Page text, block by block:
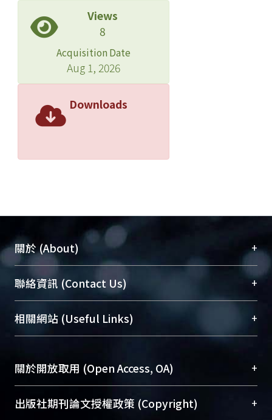
Views
8
Acquisition Date
Aug 1, 2026
Downloads
關於 (About) +
臺大位居世界頂尖大學之列，為永久珍藏及向國際
展現本校豐碩的研究成果及學術能量，圖書館整合
機構典藏（NTUR）與學術庫（AH）不同功能平
台，成為臺大學術典藏NTU scholars。期能整合研
究能量、促進交流合作、保存學術產出、推廣研究
成果。
To permanently archive and promote researcher
profiles and scholarly works, Library integrates the
聯絡資訊 (Contact Us) +
總館學科館員(Main Library)
醫學圖書館學科館員(Medical Library)
Sciences Library)
相關網站 (Useful Links) +
關於開放取用 (Open Access, OA) +
開放取用是從使用者角度提升資訊取用性的社會運
出版社期刊論文授權政策 (Copyright) +